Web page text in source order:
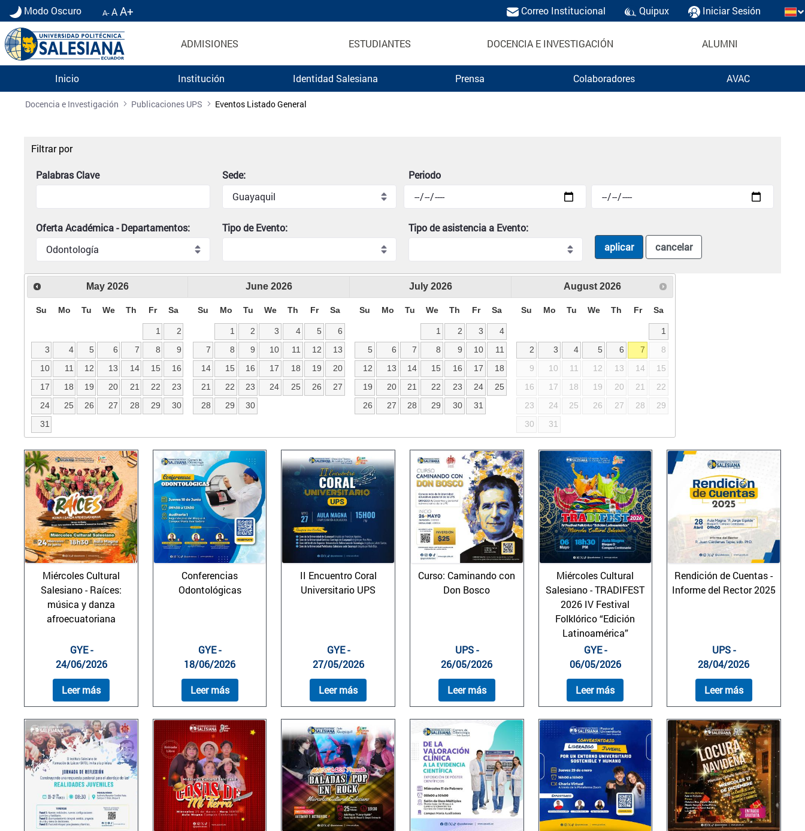
Modo Oscuro A-AA+ Correo Institucional Quipux Iniciar Sesión
ADMISIONES ESTUDIANTES DOCENCIA E INVESTIGACIÓN ALUMNI
Inicio Institución Identidad Salesiana Prensa Colaboradores AVAC
Listado de eventos universitarios | Universidad Politécnica Salesiana
Docencia e Investigación Publicaciones UPS Eventos Listado General
Filtrar por
Palabras Clave Sede: Periodo
Oferta Académica - Departamentos: Tipo de Evento:
Tipo de asistencia a Evento:
aplicar
cancelar
May 2026
Su Mo Tu We Th Fr Sa
1
2
3
4 5 6 7 8
9
10
11 12 13 14 15
16
17
18 19 20 21 22
23
24
25 26 27 28 29
30
31
June 2026
Su Mo Tu We Th Fr Sa
1 2 3 4 5
6
7
8 9 10 11 12
13
14
15 16 17 18 19
20
21
22 23 24 25 26
27
28
29 30
July 2026
Su Mo Tu We Th Fr Sa
1 2 3
4
5
6 7 8 9 10
11
12
13 14 15 16 17
18
19
20 21 22 23 24
25
26
27 28 29 30 31
August 2026
Su Mo Tu We Th Fr Sa
1
2
3 4 5 6 7
8
9
10 11 12 13 14
15
16
17 18 19 20 21
22
23
24 25 26 27 28
29
30
31
Miércoles Cultural
Salesiano - Raíces:
música y danza
afroecuatoriana
GYE -
24/06/2026
Leer más
Conferencias
Odontológicas
GYE -
18/06/2026
Leer más
II Encuentro Coral
Universitario UPS
GYE -
27/05/2026
Leer más
Curso: Caminando con
Don Bosco
UPS -
26/05/2026
Leer más
Miércoles Cultural
Salesiano - TRADIFEST
2026 IV Festival
Folklórico “Edición
Latinoamérica”
GYE -
06/05/2026
Leer más
Rendición de Cuentas -
Informe del Rector 2025
UPS -
28/04/2026
Leer más